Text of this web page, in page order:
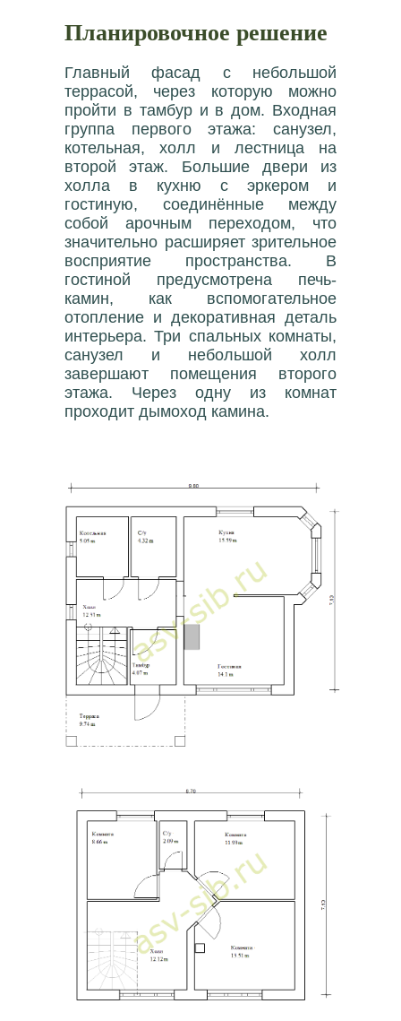
Планировочное решение
Главный фасад с небольшой
террасой, через которую можно
пройти в тамбур и в дом. Входная
группа первого этажа: санузел,
котельная, холл и лестница на
второй этаж. Большие двери из
холла в кухню с эркером и
гостиную, соединённые между
собой арочным переходом, что
значительно расширяет зрительное
восприятие пространства. В
гостиной предусмотрена печь-
камин, как вспомогательное
отопление и декоративная деталь
интерьера. Три спальных комнаты,
санузел и небольшой холл
завершают помещения второго
этажа. Через одну из комнат
проходит дымоход камина.